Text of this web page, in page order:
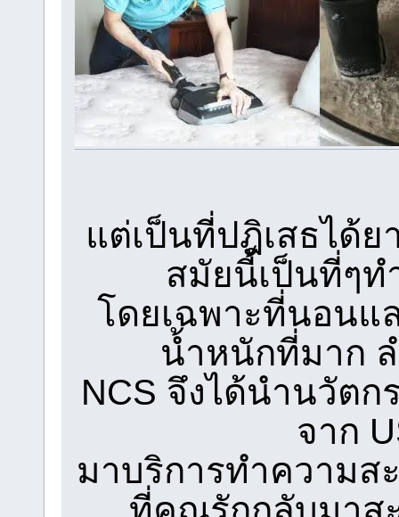
แต่เป็นที่ปฎิเสธได้
สมัยนี้เป็นที่ๆท
โดยเฉพาะที่นอนแ
น้ำหนักที่มาก
NCS จึงได้นำนวัตก
จาก
มาบริการทำความ